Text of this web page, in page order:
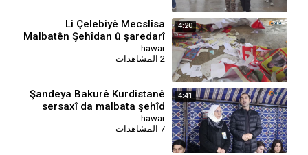
4:20
Li Çelebiyê Mecslîsa
Malbatên Şehîdan û şaredarî
ketin xizmetê
hawar
4:41
Şandeya Bakurê Kurdistanê
sersaxî da malbata şehîd
Salih Muslim
hawar
7 المشاهدات